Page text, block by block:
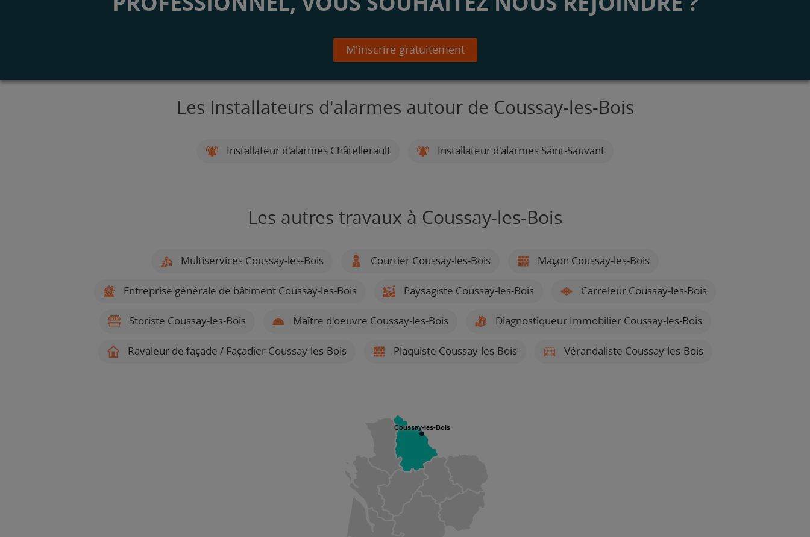
M'inscrire gratuitement
Les Installateurs d'alarmes autour de Coussay-les-Bois
Installateur d'alarmes Châtellerault Installateur d'alarmes Saint-Sauvant
Les autres travaux à Coussay-les-Bois
Multiservices Coussay-les-Bois Courtier Coussay-les-Bois Maçon Coussay-les-Bois
Entreprise générale de bâtiment Coussay-les-Bois Paysagiste Coussay-les-Bois Carreleur Coussay-les-Bois
Storiste Coussay-les-Bois Maître d'oeuvre Coussay-les-Bois Diagnostiqueur Immobilier Coussay-les-Bois
Ravaleur de façade / Façadier Coussay-les-Bois Plaquiste Coussay-les-Bois Vérandaliste Coussay-les-Bois
Coussay-les-Bois